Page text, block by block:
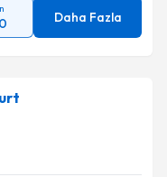
Daha Fazla